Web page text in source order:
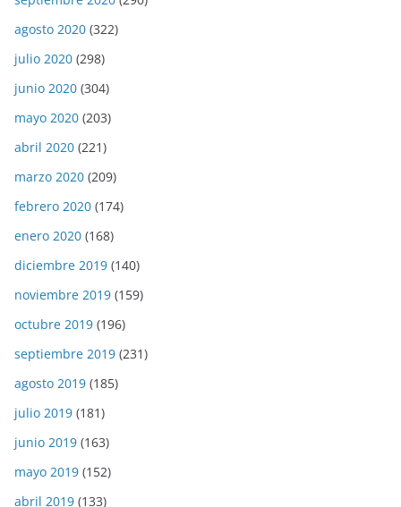
agosto 2020 (322)
julio 2020 (298)
junio 2020 (304)
mayo 2020 (203)
abril 2020 (221)
marzo 2020 (209)
febrero 2020 (174)
enero 2020 (168)
diciembre 2019 (140)
noviembre 2019 (159)
octubre 2019 (196)
septiembre 2019 (231)
agosto 2019 (185)
julio 2019 (181)
junio 2019 (163)
mayo 2019 (152)
abril 2019 (133)